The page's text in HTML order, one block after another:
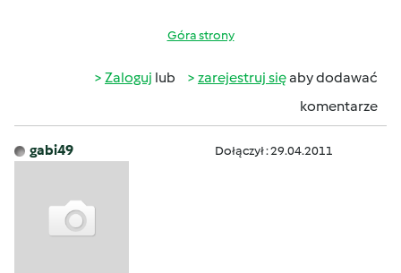
Góra strony
Zaloguj lub zarejestruj sięaby dodawać
komentarze
gabi49 Dołączył : 29.04.2011